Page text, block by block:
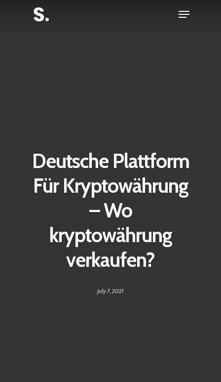
Menu
Deutsche Plattform
Für Kryptowährung
– Wo
kryptowährung
verkaufen?
July 7, 2021